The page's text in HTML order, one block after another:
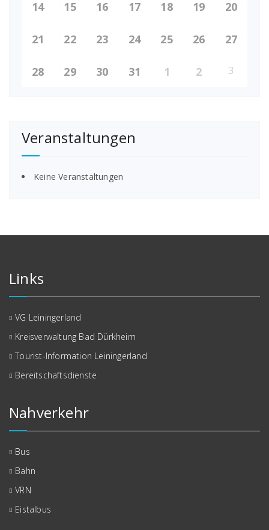
14 15 16 17 18 19 20
21 22 23 24 25 26 27
28 29 30 31 1 2 3
Veranstaltungen
Keine Veranstaltungen
Links
VG Leiningerland
Kreisverwaltung Bad Dürkheim
Tourist-Information Leiningerland
Bereitschaftsdienste
Nahverkehr
Bus
Bahn
VRN
Eistalbus